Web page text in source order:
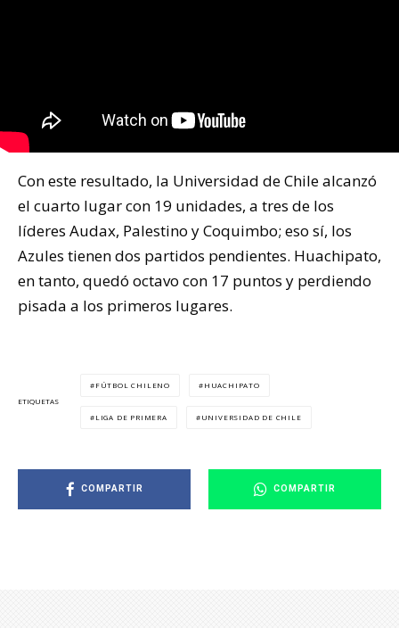
Con este resultado, la Universidad de Chile alcanzó
el cuarto lugar con 19 unidades, a tres de los
líderes Audax, Palestino y Coquimbo; eso sí, los
Azules tienen dos partidos pendientes. Huachipato,
en tanto, quedó octavo con 17 puntos y perdiendo
pisada a los primeros lugares.
ETIQUETAS
FÚTBOL CHILENO HUACHIPATO
LIGA DE PRIMERA UNIVERSIDAD DE CHILE
COMPARTIR COMPARTIR